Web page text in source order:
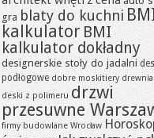
gra blaty do kuchni
kalkulator BMI
kalkulator dokładny
designerskie stoły do jadalni
podłogowe dobre moskitiery
deski z polimeru drzwi
przesuwne
firmy budowlane Wrocław